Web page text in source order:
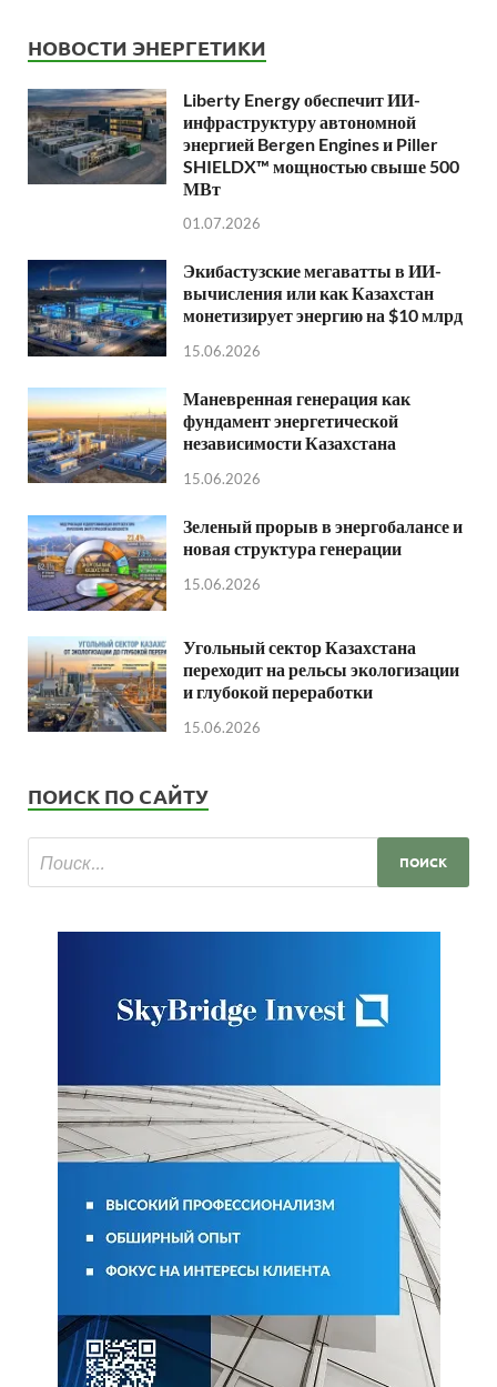
НОВОСТИ ЭНЕРГЕТИКИ
Liberty Energy обеспечит ИИ-
инфраструктуру автономной
энергией Bergen Engines и Piller
SHIELDX™ мощностью свыше 500
МВт
01.07.2026
Экибастузские мегаватты в ИИ-
вычисления или как Казахстан
монетизирует энергию на $10 млрд
15.06.2026
Маневренная генерация как
фундамент энергетической
независимости Казахстана
15.06.2026
Зеленый прорыв в энергобалансе и
новая структура генерации
15.06.2026
Угольный сектор Казахстана
переходит на рельсы экологизации
и глубокой переработки
15.06.2026
ПОИСК ПО САЙТУ